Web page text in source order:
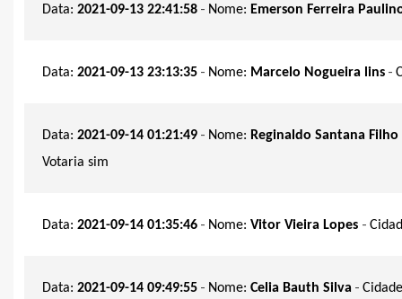
Data: 2021-09-13 22:41:58 - Nome: Emerson Ferreira
Data: 2021-09-13 23:13:35 - Nome: Marcelo Nogueira lins -
Data: 2021-09-14 01:21:49 - Nome: Reginaldo Santana Filho
Votaria sim
Data: 2021-09-14 01:35:46 - Nome: Vitor Vieira Lopes -
Data: 2021-09-14 09:49:55 - Nome: Celia Bauth Silva -